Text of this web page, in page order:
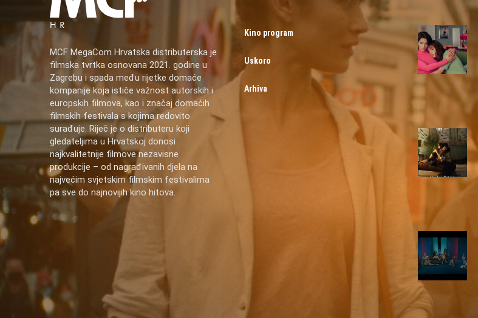
MCF MegaCom Hrvatska distributerska je
filmska tvrtka osnovana 2021. godine u
Zagrebu i spada među rijetke domaće
kompanije koja ističe važnost autorskih i
europskih filmova, kao i značaj domaćih
filmskih festivala s kojima redovito
surađuje. Riječ je o distributeru koji
gledateljima u Hrvatskoj donosi
najkvalitetnije filmove nezavisne
produkcije – od nagrađivanih djela na
najvećim svjetskim filmskim festivalima
pa sve do najnovijih kino hitova.
Kino program
Uskoro
Arhiva